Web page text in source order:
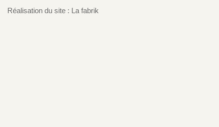
Réalisation du site : La fabrik